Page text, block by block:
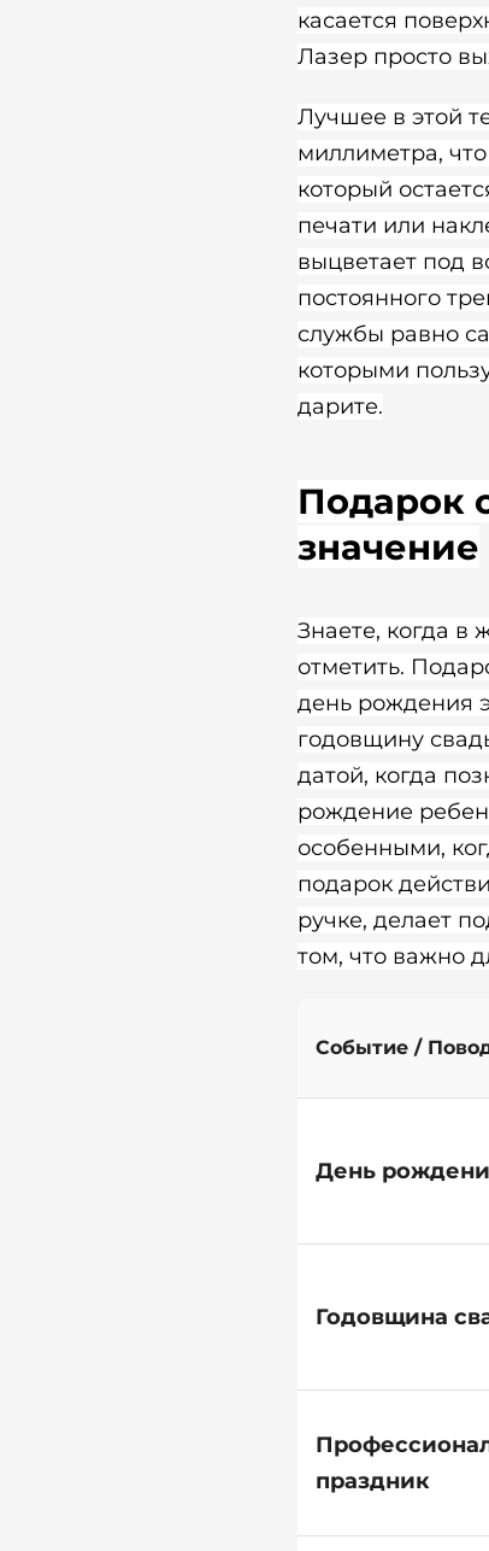
касается
Лазер просто
Лучшее в этой
миллиметра,
который
печати или
выцветает под
постоянного
службы равно
которыми
дарите.
Подарок
значение
Знаете, когда в
отметить.
день рождения
годовщину
датой, когда
рождение
особенными,
подарок
ручке, делает
том, что важно
Событие /
День
Годовщина
праздник